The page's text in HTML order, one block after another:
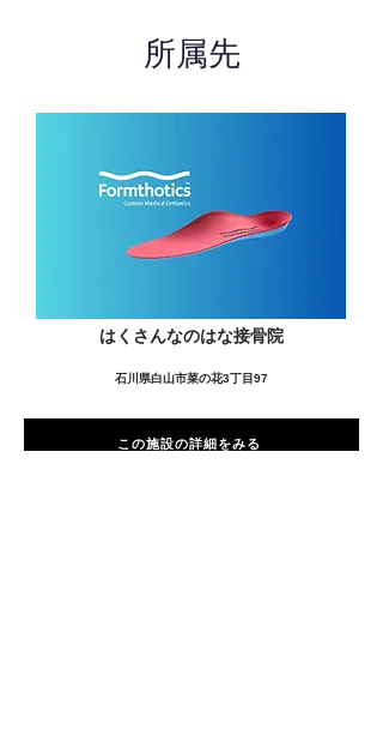
所属先
はくさんなのはな接骨院
石川県白山市菜の花3丁目97
この施設の詳細をみる